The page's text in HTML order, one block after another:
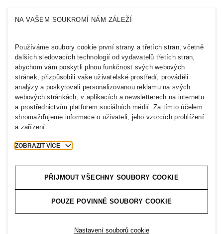
Kdo jsme
Inkluzivita & rozmanitost
H&M GROUP
Prozkoumejte skupinu
CZECH REPUBLIC
Tisk
Soubory cookie
2026 H & M Hennes and Mauritz AB.
NA VAŠEM SOUKROMÍ NÁM ZÁLEŽÍ
Používáme soubory cookie první strany a třetích stran, včetně
dalších sledovacích technologií od vydavatelů třetích stran,
abychom vám poskytli plnou funkčnost svých webových
stránek, přizpůsobili vaše uživatelské prostředí, prováděli
analýzy a poskytovali personalizovanou reklamu na svých
webových stránkách, v aplikacích a newsletterech na internetu
a prostřednictvím platforem sociálních médií. Za tímto účelem
shromažďujeme informace o uživateli, jeho vzorcích prohlížení
a zařízení.
ZOBRAZIT VÍCE
PŘIJMOUT VŠECHNY SOUBORY COOKIE
POUZE POVINNÉ SOUBORY COOKIE
Nastavení souborů cookie